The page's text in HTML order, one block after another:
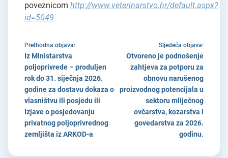
poveznicom http://www.veterinarstvo.hr/default.aspx?
id=5049
Prethodna objava:
Iz Ministarstva
poljoprivrede – produljen
rok do 31. siječnja 2026.
godine za dostavu dokaza o
vlasništvu ili posjedu ili
Izjave o posjedovanju
privatnog poljoprivrednog
zemljišta iz ARKOD-a
Sljedeća objava:
Otvoreno je podnošenje
zahtjeva za potporu za
obnovu narušenog
proizvodnog potencijala u
sektoru mliječnog
ovčarstva, kozarstva i
govedarstva za 2026.
godinu.